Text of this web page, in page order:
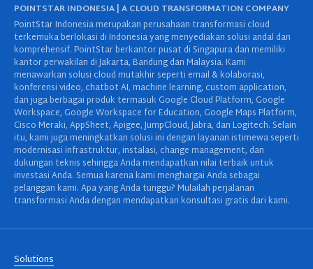
POINTSTAR INDONESIA | A CLOUD TRANSFORMATION COMPANY
PointStar Indonesia merupakan perusahaan transformasi cloud
terkemuka berlokasi di Indonesia yang menyediakan solusi andal dan
komprehensif. PointStar berkantor pusat di Singapura dan memiliki
kantor perwakilan di Jakarta, Bandung dan Malaysia. Kami
menawarkan solusi cloud mutakhir seperti email & kolaborasi,
konferensi video, chatbot AI, machine learning, custom application,
dan juga berbagai produk termasuk Google Cloud Platform, Google
Workspace, Google Workspace for Education, Google Maps Platform,
Cisco Meraki, AppSheet, Apigee, JumpCloud, Jabra, dan Logitech. Selain
itu, kami juga meningkatkan solusi ini dengan layanan istimewa seperti
modernisasi infrastruktur, instalasi, change management, dan
dukungan teknis sehingga Anda mendapatkan nilai terbaik untuk
investasi Anda. Semua karena kami menghargai Anda sebagai
pelanggan kami. Apa yang Anda tunggu? Mulailah perjalanan
transformasi Anda dengan mendapatkan konsultasi gratis dari kami.
Solutions